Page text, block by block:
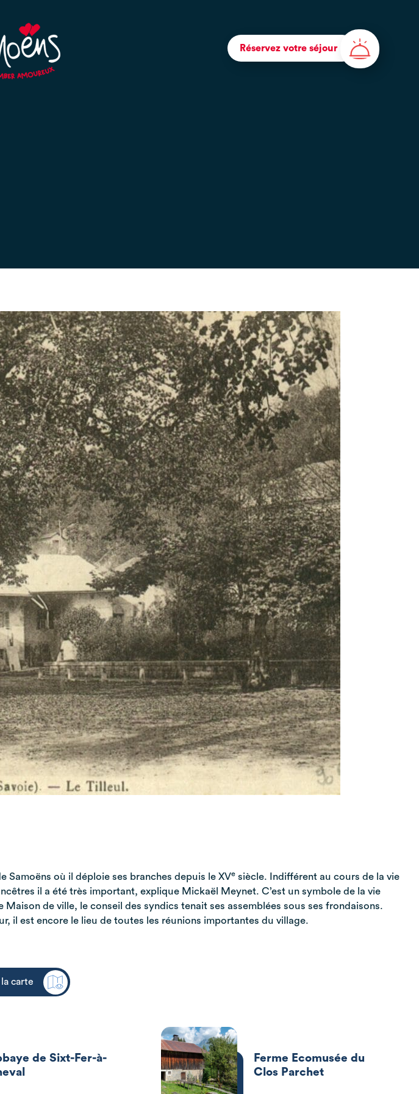
Réservez votre séjour
Samoëns où il déploie ses branches depuis le XVe siècle. Indifférent au cours de la vie
il a été très important, explique Mickaël Meynet. C’est un symbole de la vie
Maison de ville, le conseil des syndics tenait ses assemblées sous ses frondaisons.
il est encore le lieu de toutes les réunions importantes du village.
carte
de Sixt-Fer-à-
Ferme Ecomusée du
Clos Parchet